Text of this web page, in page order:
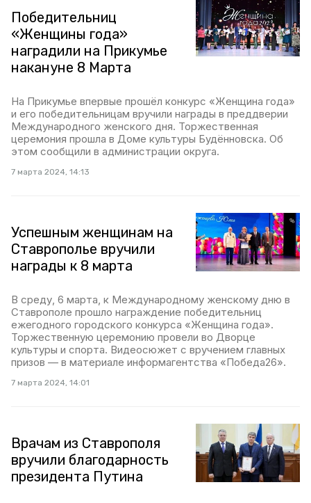
Победительниц
«Женщины года»
наградили на Прикумье
накануне 8 Марта
На Прикумье впервые прошёл конкурс «Женщина года»
и его победительницам вручили награды в преддверии
Международного женского дня. Торжественная
церемония прошла в Доме культуры Будённовска. Об
этом сообщили в администрации округа.
7 марта 2024, 14:13
Успешным женщинам на
Ставрополье вручили
награды к 8 марта
В среду, 6 марта, к Международному женскому дню в
Ставрополе прошло награждение победительниц
ежегодного городского конкурса «Женщина года».
Торжественную церемонию провели во Дворце
культуры и спорта. Видеосюжет с вручением главных
призов — в материале информагентства «Победа26».
7 марта 2024, 14:01
Врачам из Ставрополя
вручили благодарность
президента Путина